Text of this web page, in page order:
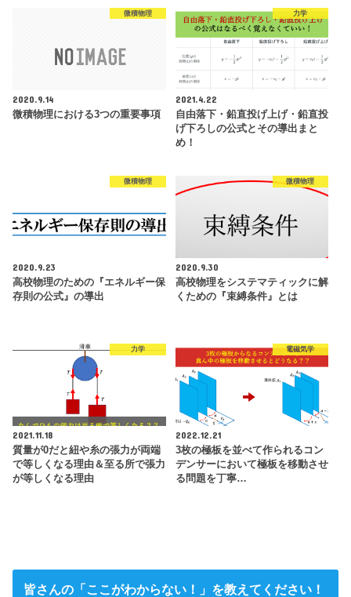
微積物理
2020.9.14
微積物理における3つの重要事項
力学
2021.4.22
自由落下・鉛直投げ上げ・鉛直投
げ下ろしの公式とその導出まと
め！
微積物理
2020.9.23
高校物理のための『エネルギー保
存則の公式』の導出
微積物理
2020.9.30
高校物理をシステマティックに解
くための『束縛条件』とは
力学
2021.11.18
質量が0だと紐や糸の張力が両端
で等しくなる理由＆至る所で張力
が等しくなる理由
電磁気学
2022.12.21
3枚の極板を並べて作られるコン
デンサーにおいて極板を移動させ
る問題を丁寧…
皆さんの「ここがわからない！」を教えてください！